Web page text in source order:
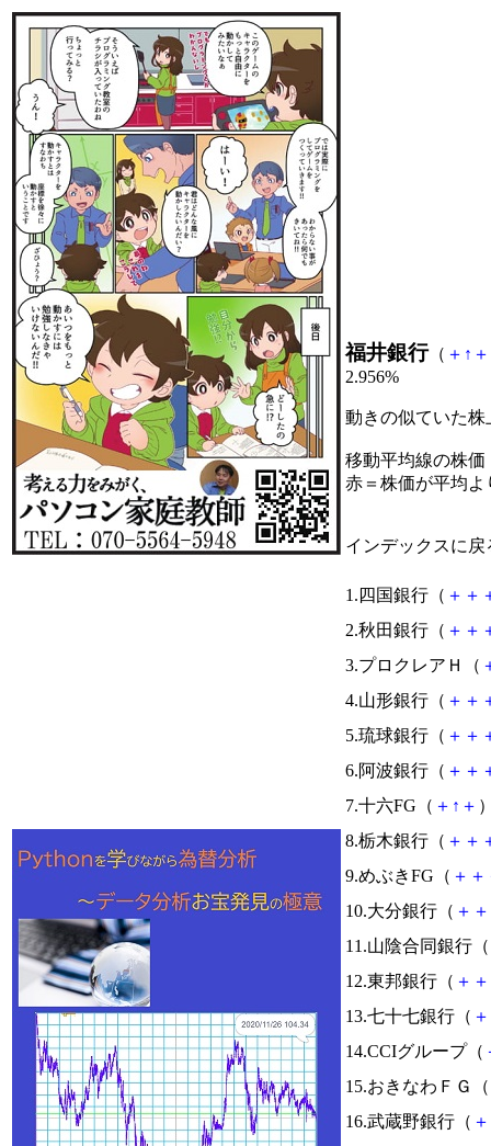
福井銀行（ ＋ ↑ ＋
2.956%
動きの似ていた
移動平均線の株価
赤＝株価が平均
インデックスに戻
1.四国銀行（ ＋ ＋
2.秋田銀行（ ＋ ＋
3.プロクレアＨ（
4.山形銀行（ ＋ ＋
5.琉球銀行（ ＋ ＋
6.阿波銀行（ ＋ ＋
7.十六FG（ ＋ ↑ ＋
8.栃木銀行（ ＋ ＋
9.めぶきFG（ ＋ ＋
10.大分銀行（ ＋ ＋
11.山陰合同銀行（
12.東邦銀行（ ＋ ＋
13.七十七銀行（ ＋
14.CCIグループ（
15.おきなわＦＧ（
16.武蔵野銀行（ ＋